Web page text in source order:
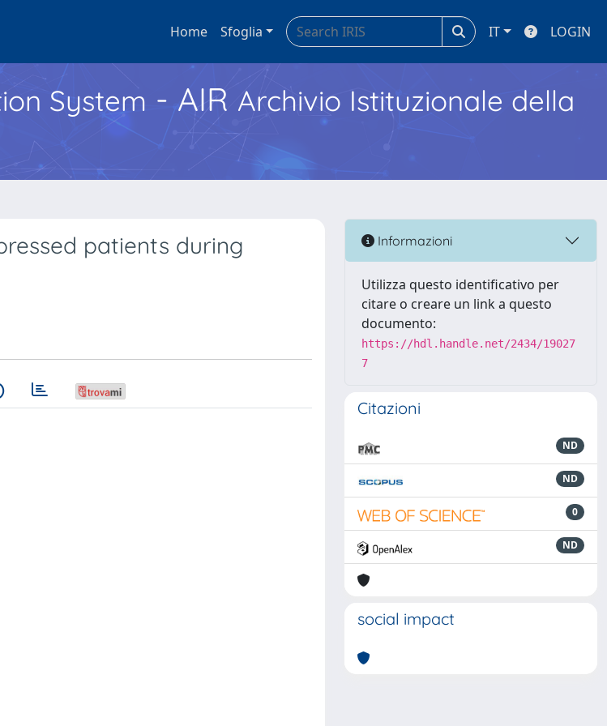
Home Sfoglia IT LOGIN
System - AIR Archivio Istituzionale della
patients during
Informazioni
Utilizza questo identificativo per
citare o creare un link a questo
documento:
https://hdl.handle.net/2434/19027
7
Citazioni
ND
ND
0
ND
social impact